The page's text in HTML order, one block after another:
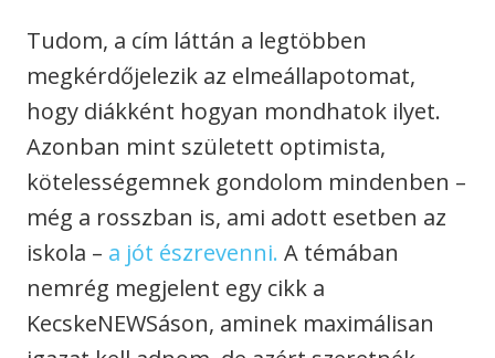
Tudom, a cím láttán a legtöbben
megkérdőjelezik az elmeállapotomat,
hogy diákként hogyan mondhatok ilyet.
Azonban mint született optimista,
kötelességemnek gondolom mindenben –
még a rosszban is, ami adott esetben az
iskola – a jót észrevenni. A témában
nemrég megjelent egy cikk a
KecskeNEWSáson, aminek maximálisan